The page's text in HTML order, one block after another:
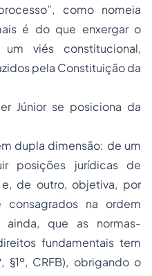
como nomeia
é do que enxergar o
viés constitucional,
pela Constituição da
Júnior se posiciona da
dupla dimensão: de um
posições jurídicas de
de outro, objetiva, por
consagrados na ordem
que as normas-
fundamentais tem
CRFB), obrigando o